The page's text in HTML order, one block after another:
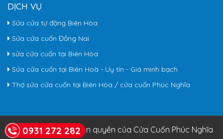
0931 272 282
DỊCH VỤ
Sửa cửa tự động Biên Hòa
Sửa cửa cuốn Đồng Nai
sửa cửa cuốn tại Biên Hòa
Sửa cửa cuốn tại Biên Hoà - Uy tín - Giá minh bạch
Thợ sửa cửa cuốn tại Biên Hòa / cửa cuốn Phúc Nghĩa
© Copyright 2026. Bản quyền của Cửa Cuốn Phúc Nghĩa